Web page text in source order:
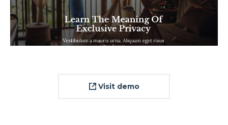
Visit demo